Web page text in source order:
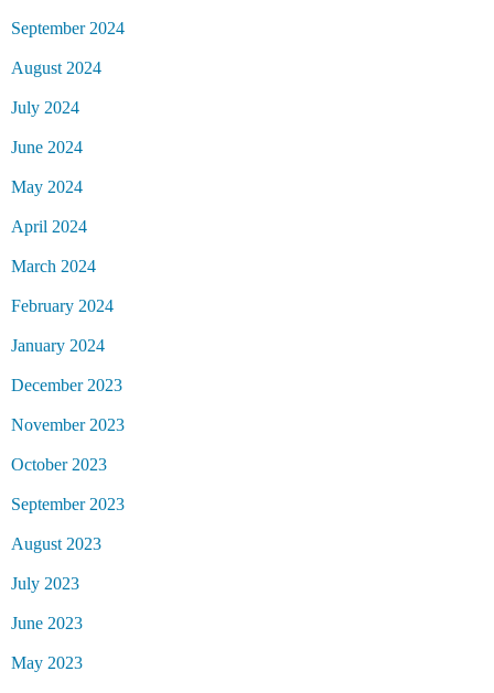
September 2024
August 2024
July 2024
June 2024
May 2024
April 2024
March 2024
February 2024
January 2024
December 2023
November 2023
October 2023
September 2023
August 2023
July 2023
June 2023
May 2023